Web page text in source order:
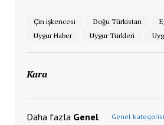
Çin işkencesi Doğu Türkistan
Uygur Haber
Uygur Türkleri
Kara
Daha fazla Genel Genel